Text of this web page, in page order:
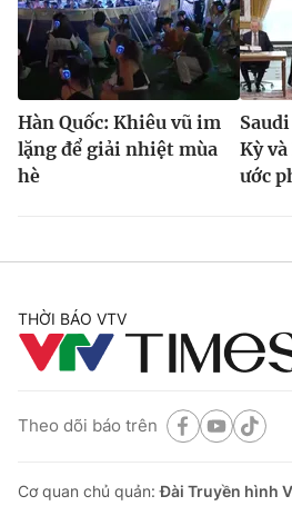
Hàn Quốc: Khiêu vũ im
lặng để giải nhiệt mùa
hè
Kỳ
ước
THỜI BÁO VTV
Theo dõi báo trên
Cơ quan chủ quản:Đài Truyền hình